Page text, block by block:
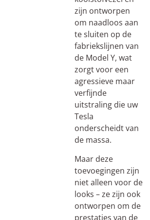
zijn ontworpen
om naadloos aan
te sluiten op de
fabriekslijnen van
de Model Y, wat
zorgt voor een
agressieve maar
verfijnde
uitstraling die uw
Tesla
onderscheidt van
de massa.
Maar deze
toevoegingen zijn
niet alleen voor de
looks – ze zijn ook
ontworpen om de
prestaties van de